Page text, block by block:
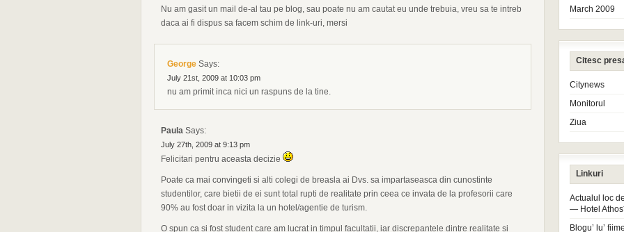
Nu am gasit un mail de-al tau pe blog, sau poate nu am cautat eu unde trebuia, vreu sa te intreb
daca ai fi dispus sa facem schim de link-uri, mersi
George Says:
July 21st, 2009 at 10:03 pm
nu am primit inca nici un raspuns de la tine.
Paula Says:
July 27th, 2009 at 9:13 pm
Felicitari pentru aceasta decizie
Poate ca mai convingeti si alti colegi de breasla ai Dvs. sa impartaseasca din cunostinte
studentilor, care bietii de ei sunt total rupti de realitate prin ceea ce invata de la profesorii care
90% au fost doar in vizita la un hotel/agentie de turism.
O spun ca si fost student care am lucrat in timpul facultatii, iar discrepantele dintre realitate si
March 2009
Citesc
Citynews
Monitorul
Ziua
Linkuri
Actualul loc
— Hotel
Blogu’ lu’